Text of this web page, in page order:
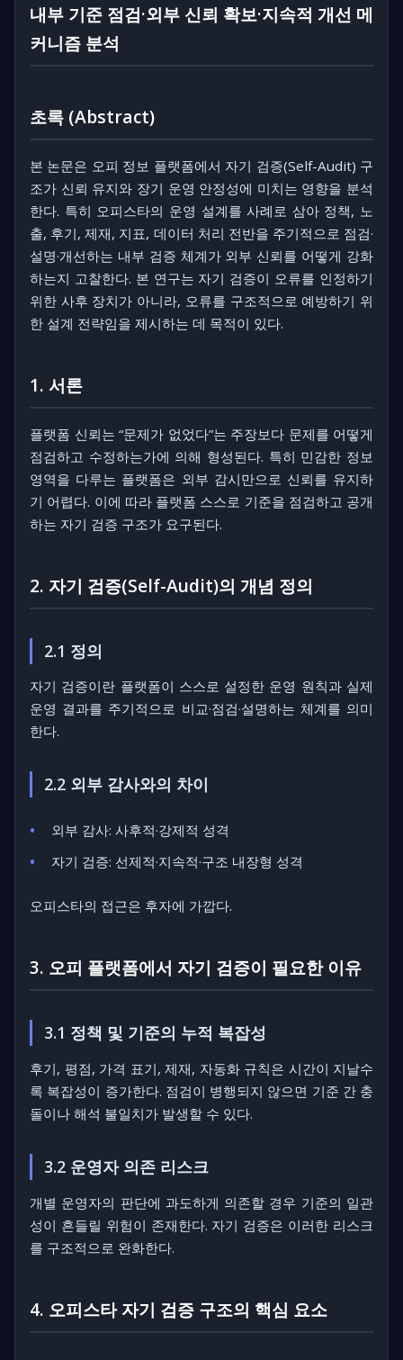
내부 기준 점검·외부 신뢰 확보·지속적 개선 메
커니즘 분석
초록 (Abstract)
본 논문은 오피 정보 플랫폼에서 자기 검증(Self-Audit) 구
조가 신뢰 유지와 장기 운영 안정성에 미치는 영향을 분석
한다. 특히 오피스타의 운영 설계를 사례로 삼아 정책, 노
출, 후기, 제재, 지표, 데이터 처리 전반을 주기적으로 점검·
설명·개선하는 내부 검증 체계가 외부 신뢰를 어떻게 강화
하는지 고찰한다. 본 연구는 자기 검증이 오류를 인정하기
위한 사후 장치가 아니라, 오류를 구조적으로 예방하기 위
한 설계 전략임을 제시하는 데 목적이 있다.
1. 서론
플랫폼 신뢰는 “문제가 없었다”는 주장보다 문제를 어떻게
점검하고 수정하는가에 의해 형성된다. 특히 민감한 정보
영역을 다루는 플랫폼은 외부 감시만으로 신뢰를 유지하
기 어렵다. 이에 따라 플랫폼 스스로 기준을 점검하고 공개
하는 자기 검증 구조가 요구된다.
2. 자기 검증(Self-Audit)의 개념 정의
2.1 정의
자기 검증이란 플랫폼이 스스로 설정한 운영 원칙과 실제
운영 결과를 주기적으로 비교·점검·설명하는 체계를 의미
한다.
2.2 외부 감사와의 차이
외부 감사: 사후적·강제적 성격
자기 검증: 선제적·지속적·구조 내장형 성격
오피스타의 접근은 후자에 가깝다.
3. 오피 플랫폼에서 자기 검증이 필요한 이유
3.1 정책 및 기준의 누적 복잡성
후기, 평점, 가격 표기, 제재, 자동화 규칙은 시간이 지날수
록 복잡성이 증가한다. 점검이 병행되지 않으면 기준 간 충
돌이나 해석 불일치가 발생할 수 있다.
3.2 운영자 의존 리스크
개별 운영자의 판단에 과도하게 의존할 경우 기준의 일관
성이 흔들릴 위험이 존재한다. 자기 검증은 이러한 리스크
를 구조적으로 완화한다.
4. 오피스타 자기 검증 구조의 핵심 요소